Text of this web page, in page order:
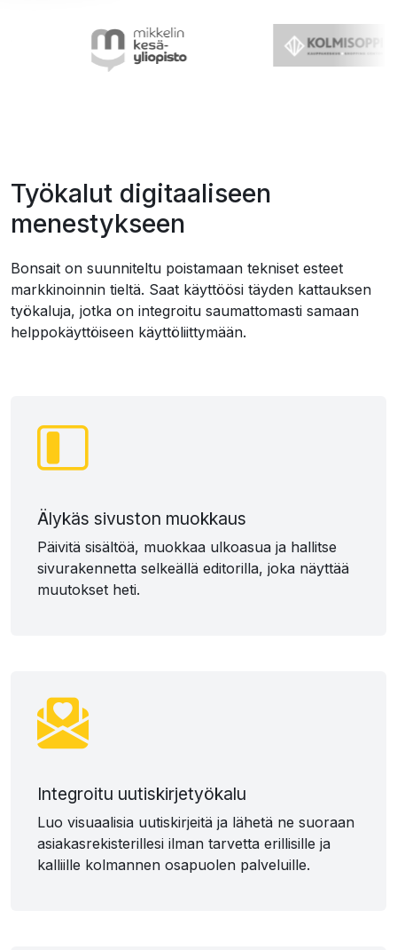
Työkalut digitaaliseen
menestykseen
Bonsait on suunniteltu poistamaan tekniset esteet
markkinoinnin tieltä. Saat käyttöösi täyden kattauksen
työkaluja, jotka on integroitu saumattomasti samaan
helppokäyttöiseen käyttöliittymään.
Älykäs sivuston muokkaus
Päivitä sisältöä, muokkaa ulkoasua ja hallitse
sivurakennetta selkeällä editorilla, joka näyttää
muutokset heti.
Integroitu uutiskirjetyökalu
Luo visuaalisia uutiskirjeitä ja lähetä ne suoraan
asiakasrekisterillesi ilman tarvetta erillisille ja
kalliille kolmannen osapuolen palveluille.